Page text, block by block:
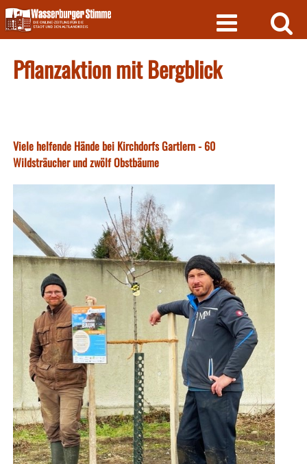
Skip
to
content
Pflanzaktion mit Bergblick
Viele helfende Hände bei Kirchdorfs Gartlern - 60
Wildsträucher und zwölf Obstbäume